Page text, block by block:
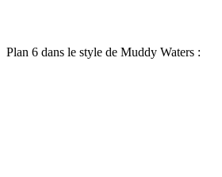
Plan 6 dans le style de Muddy Waters :